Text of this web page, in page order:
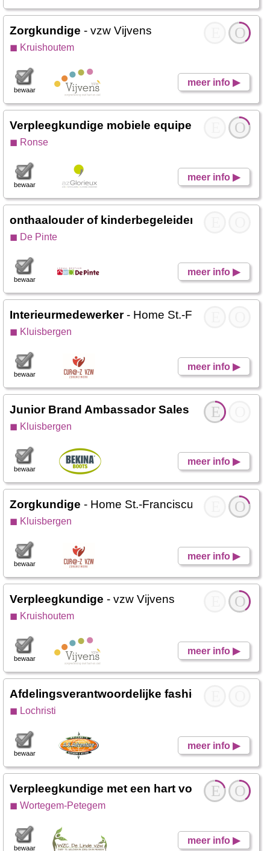
O
Zorgkundige - vzw Vijvens
◼ Kruishoutem
meer info ▶
bewaar
O
Verpleegkundige mobiele equipe ZORG
◼ Ronse
meer info ▶
bewaar
onthaalouder of kinderbegeleider
◼ De Pinte
meer info ▶
bewaar
Interieurmedewerker- Home St.-Franciscus
◼ Kluisbergen
meer info ▶
bewaar
E
Junior Brand Ambassador Sales - Bekina Boots
◼ Kluisbergen
meer info ▶
bewaar
O
Zorgkundige - Home St.-Franciscus
◼ Kluisbergen
meer info ▶
bewaar
O
Verpleegkundige - vzw Vijvens
◼ Kruishoutem
meer info ▶
bewaar
Afdelingsverantwoordelijke fashion ZW)
◼ Lochristi
meer info ▶
bewaar
O
E
Verpleegkundige met een hart voor ouderen
◼ Wortegem-Petegem
meer info ▶
bewaar